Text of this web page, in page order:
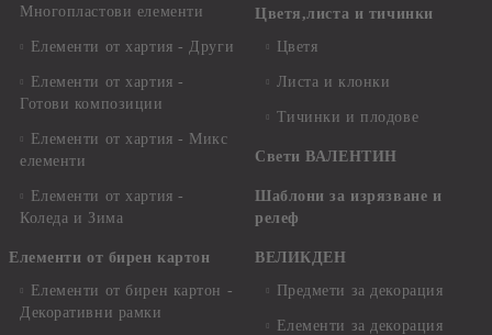
Многопластови елементи
Елементи от хартия - Други
Елементи от хартия -
Готови композиции
Елементи от хартия - Микс
елементи
Елементи от хартия -
Коледа и Зима
Елементи от бирен картон
Елементи от бирен картон -
Декоративни рамки
Цветя,листа и тичинки
Цветя
Листа и клонки
Тичинки и плодове
Свети ВАЛЕНТИН
Шаблони за изрязване и
релеф
ВЕЛИКДЕН
Предмети за декорация
Елементи за декорация